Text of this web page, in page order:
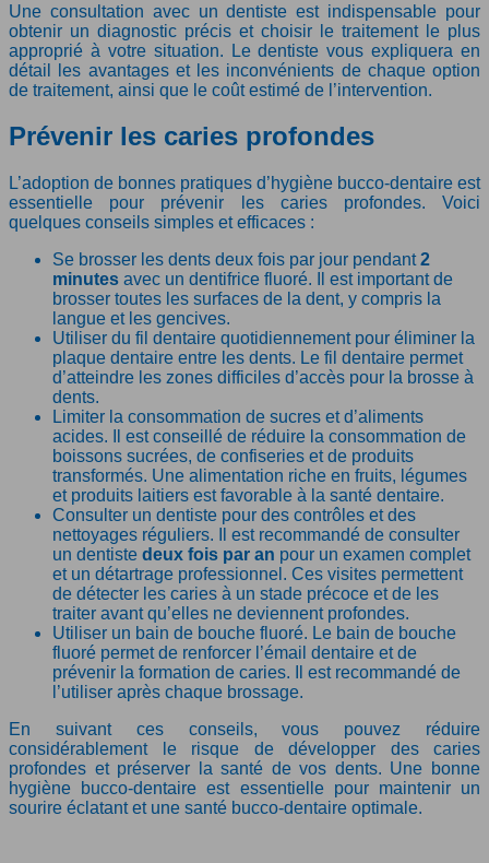
Une consultation avec un dentiste est indispensable pour
obtenir un diagnostic précis et choisir le traitement le plus
approprié à votre situation. Le dentiste vous expliquera en
détail les avantages et les inconvénients de chaque option
de traitement, ainsi que le coût estimé de l’intervention.
Prévenir les caries profondes
L’adoption de bonnes pratiques d’hygiène bucco-dentaire est
essentielle pour prévenir les caries profondes. Voici
quelques conseils simples et efficaces :
Se brosser les dents deux fois par jour pendant2
minutes avec un dentifrice fluoré. Il est important de
brosser toutes les surfaces de la dent, y compris la
langue et les gencives.
Utiliser du fil dentaire quotidiennement pour éliminer la
plaque dentaire entre les dents. Le fil dentaire permet
d’atteindre les zones difficiles d’accès pour la brosse à
dents.
Limiter la consommation de sucres et d’aliments
acides. Il est conseillé de réduire la consommation de
boissons sucrées, de confiseries et de produits
transformés. Une alimentation riche en fruits, légumes
et produits laitiers est favorable à la santé dentaire.
Consulter un dentiste pour des contrôles et des
nettoyages réguliers. Il est recommandé de consulter
un dentiste deux fois par an pour un examen complet
et un détartrage professionnel. Ces visites permettent
de détecter les caries à un stade précoce et de les
traiter avant qu’elles ne deviennent profondes.
Utiliser un bain de bouche fluoré. Le bain de bouche
fluoré permet de renforcer l’émail dentaire et de
prévenir la formation de caries. Il est recommandé de
l’utiliser après chaque brossage.
En suivant ces conseils, vous pouvez réduire
considérablement le risque de développer des caries
profondes et préserver la santé de vos dents. Une bonne
hygiène bucco-dentaire est essentielle pour maintenir un
sourire éclatant et une santé bucco-dentaire optimale.